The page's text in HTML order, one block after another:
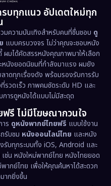
(13)
(5)
(93)
(1,460)
(17)
(61)
(218)
(36)
1974
บทุกแนว อัปเดตใหม่ทุก
มความบันเทิงสำหรับคนที่ชื่นชอบ ดู
แบบครบวงจร ไม่ว่าคุณจะชอบหนัง
มได้คัดสรรหนังคุณภาพมาให้เลือก
หนังยอดนิยมที่กำลังมาแรง ผมยัง
าดทุกเรื่องดัง พร้อมรองรับการรับ
วดเร็ว ภาพคมชัดระดับ HD และ
ารดูหนังได้แบบไม่มีสะดุด
รี ไม่มีโฆษณากวนใจ
ร ดูหนังพากย์ไทยฟรี แบบใช้งาน
รับชม หนังออนไลน์ไทย และหนัง
รับทุกระบบทั้ง iOS, Android และ
ช่น หนังใหม่พากย์ไทย หนังไทยยอด
กย์ไทย เพื่อให้คุณค้นหาได้สะดวก
ากยิ่งขึ้น